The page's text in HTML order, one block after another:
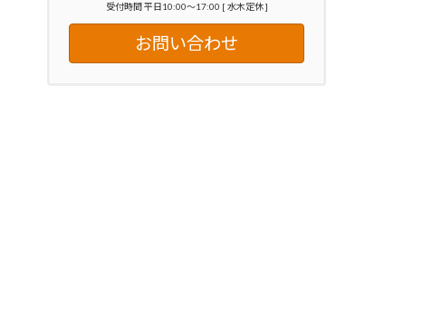
受付時間 平日10:00～17:00 [ 水木定休 ]
お問い合わせ